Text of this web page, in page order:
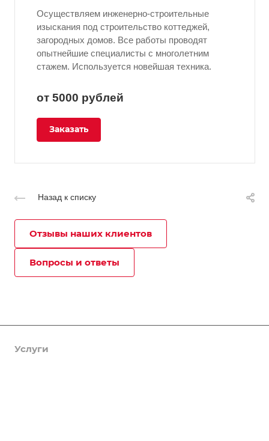
Осуществляем инженерно-строительные
изыскания под строительство коттеджей,
загородных домов. Все работы проводят
опытнейшие специалисты с многолетним
стажем. Используется новейшая техника.
от 5000 рублей
Заказать
Назад к списку
Отзывы наших клиентов
Вопросы и ответы
Услуги